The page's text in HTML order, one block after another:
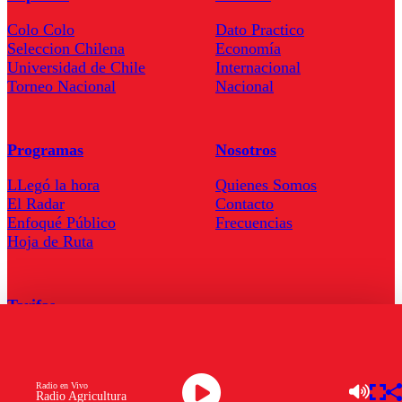
Radio Agricultura
Radio en Vivo
Colo Colo
Seleccion Chilena
Universidad de Chile
Torneo Nacional
Dato Practico
Economía
Internacional
Nacional
Programas
LLegó la hora
El Radar
Enfoqué Público
Hoja de Ruta
Nosotros
Quienes Somos
Contacto
Frecuencias
Tarifas